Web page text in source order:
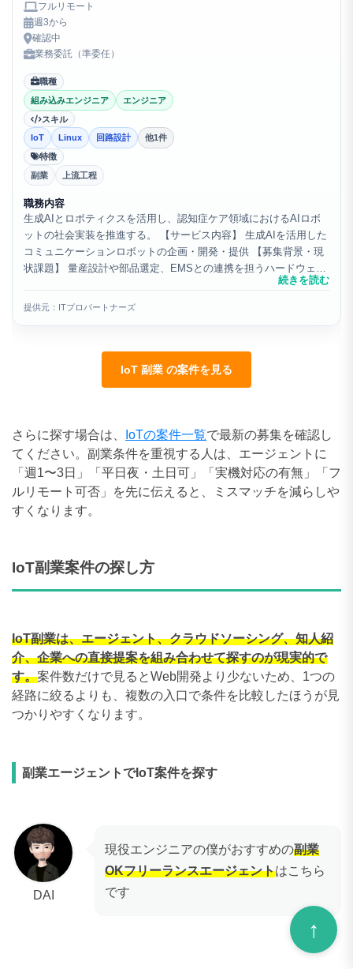
フルリモート
週3から
確認中
業務委託（準委任）
職種
組み込みエンジニア
エンジニア
スキル
IoT
Linux 回路設計
他1件
特徴
副業
上流工程
職務内容
生成AIとロボティクスを活用し、認知症ケア領域におけるAIロボ
ットの社会実装を推進する。 【サービス内容】 生成AIを活用した
コミュニケーションロボットの企画・開発・提供 【募集背景・現
状課題】 量産設計や部品選定、EMSとの連携を担うハードウェア
続きを読む
提供元：ITプロパートナーズ
IoT 副業 の案件を見る
さらに探す場合は、 IoTの案件一覧で最新の募集を確認し
てください。副業条件を重視する人は、エージェントに
「週1〜3日」「平日夜・土日可」「実機対応の有無」「フ
ルリモート可否」を先に伝えると、ミスマッチを減らしや
すくなります。
IoT副業案件の探し方
IoT副業は、エージェント、クラウドソーシング、知人紹
介、企業への直接提案を組み合わせて探すのが現実的で
す。案件数だけで見るとWeb開発より少ないため、1つの
経路に絞るよりも、複数の入口で条件を比較したほうが見
つかりやすくなります。
副業エージェントでIoT案件を探す
DAI
現役エンジニアの僕がおすすめの副業
OKフリーランスエージェントはこちら
です